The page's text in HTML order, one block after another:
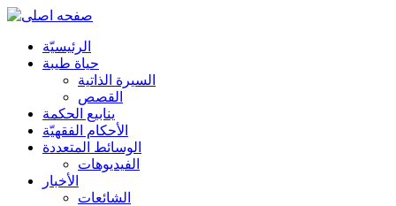
الرئیسیّة
حياة طيبة
السيرة الذاتية
القصص
ينابيع الحكمة
الأحکام الفقهیّة
الوسائط المتعددة
الفیدیوهات
الأخبار
الشائعات